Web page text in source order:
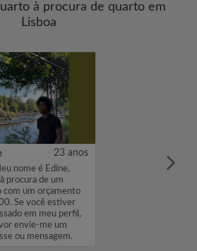
à procura de quarto em
Lisboa
23 anos
nome é Edine,
procura de um
com um orçamento
Se você estiver
em meu perfil,
envie-me um
ou mensagem.